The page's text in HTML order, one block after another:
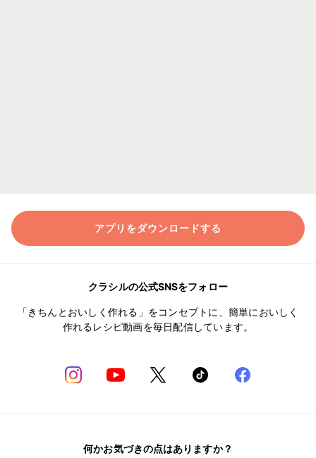
アプリをダウンロードする
クラシルの公式SNSをフォロー
「きちんとおいしく作れる」をコンセプトに、簡単においしく
作れるレシピ動画を毎日配信しています。
何かお気づきの点はありますか？